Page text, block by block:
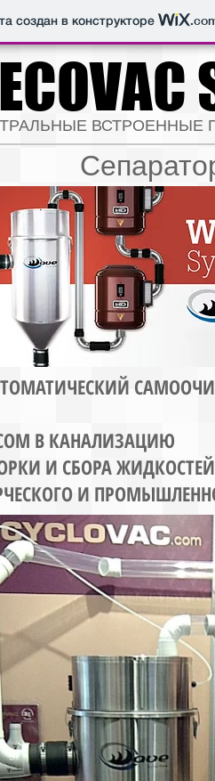
создан в конструкторе
ECOVAC
В КАНАЛИЗАЦИЮ
И СБОРА ЖИДКОСТЕЙ
И